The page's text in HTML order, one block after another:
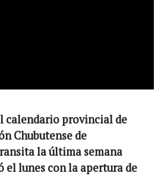
calendario provincial de
Chubutense de
la última semana
el lunes con la apertura de